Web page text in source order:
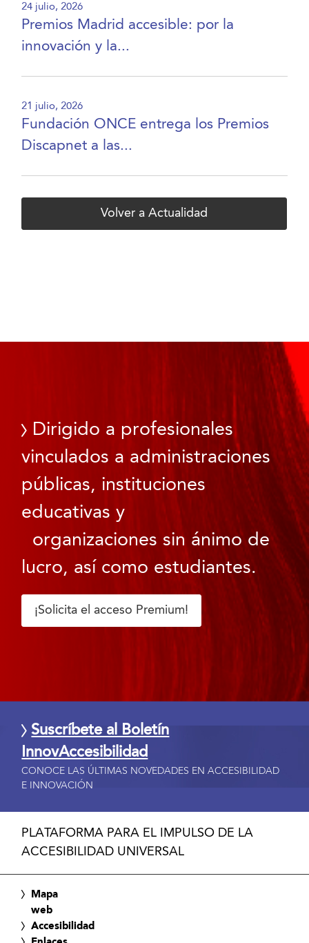
24 julio, 2026
Premios Madrid accesible: por la
innovación y la...
21 julio, 2026
Fundación ONCE entrega los Premios
Discapnet a las...
Volver a Actualidad
Dirigido a profesionales
vinculados a administraciones
públicas, instituciones
educativas y
organizaciones sin ánimo de
lucro, así como estudiantes.
¡Solicita el acceso Premium!
Suscríbete al Boletín
InnovAccesibilidad
CONOCE LAS ÚLTIMAS NOVEDADES EN ACCESIBILIDAD
E INNOVACIÓN
PLATAFORMA PARA EL IMPULSO DE LA
ACCESIBILIDAD UNIVERSAL
Mapa
web
Accesibilidad